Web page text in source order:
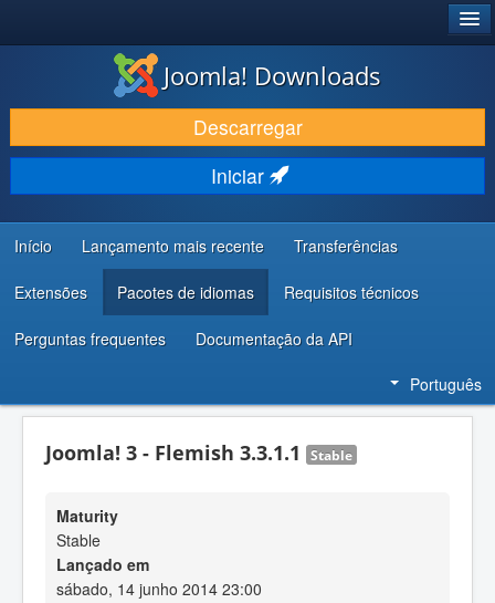
DESCARREGAR E EVOLUIR
DESCOBRIR E APRENDER
COMUNIDADE E SUPORTE
RECURSOS PARA PROGRAMADORES
Joomla! Downloads
Descarregar
Iniciar
Início Lançamento mais recente Transferências
Extensões Pacotes de idiomas Requisitos técnicos
Perguntas frequentes Documentação da API
Português
Joomla! 3 - Flemish 3.3.1.1 Stable
Maturity
Stable
Lançado em
sábado, 14 junho 2014 23:00